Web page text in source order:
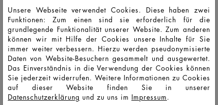
HD13791 LSO 30 35 50 39,1 44,5 44,5 30,5
HD13069 LSO 50 59 126 47,5 57,2 57,2 41,3
Unsere Webseite verwendet Cookies. Diese haben zwei
Funktionen: Zum einen sind sie erforderlich für die
grundlegende Funktionalität unserer Website. Zum anderen
können wir mit Hilfe der Cookies unsere Inhalte für Sie
immer weiter verbessern. Hierzu werden pseudonymisierte
Daten von Website-Besuchern gesammelt und ausgewertet.
Das Einverständnis in die Verwendung der Cookies können
Sie jederzeit widerrufen. Weitere Informationen zu Cookies
auf dieser Website finden Sie in unserer
Datenschutzerklärung und zu uns im Impressum.